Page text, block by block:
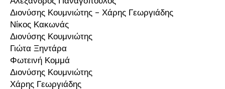
Διονύσης Κουμνιώτης – Χάρης Γεωργιάδης
Νίκος Κακωνάς
Διονύσης Κουμνιώτης
Γιώτα Ξηντάρα
Φωτεινή Κομμά
Διονύσης Κουμνιώτης
Χάρης Γεωργιάδης